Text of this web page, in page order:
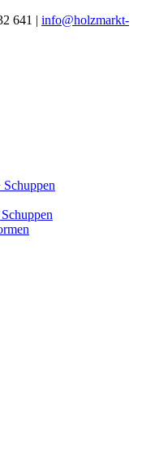
641 | info@holzmarkt-